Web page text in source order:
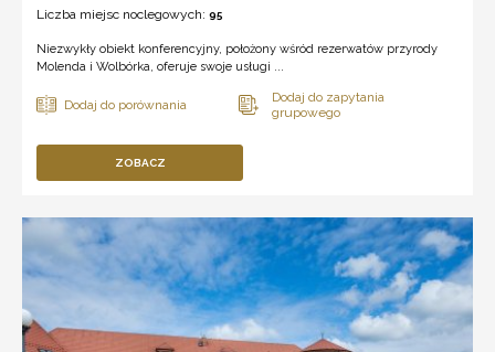
Liczba miejsc noclegowych: 95
Niezwykły obiekt konferencyjny, położony wśród rezerwatów przyrody
Molenda i Wolbórka, oferuje swoje usługi ...
ZOBACZ